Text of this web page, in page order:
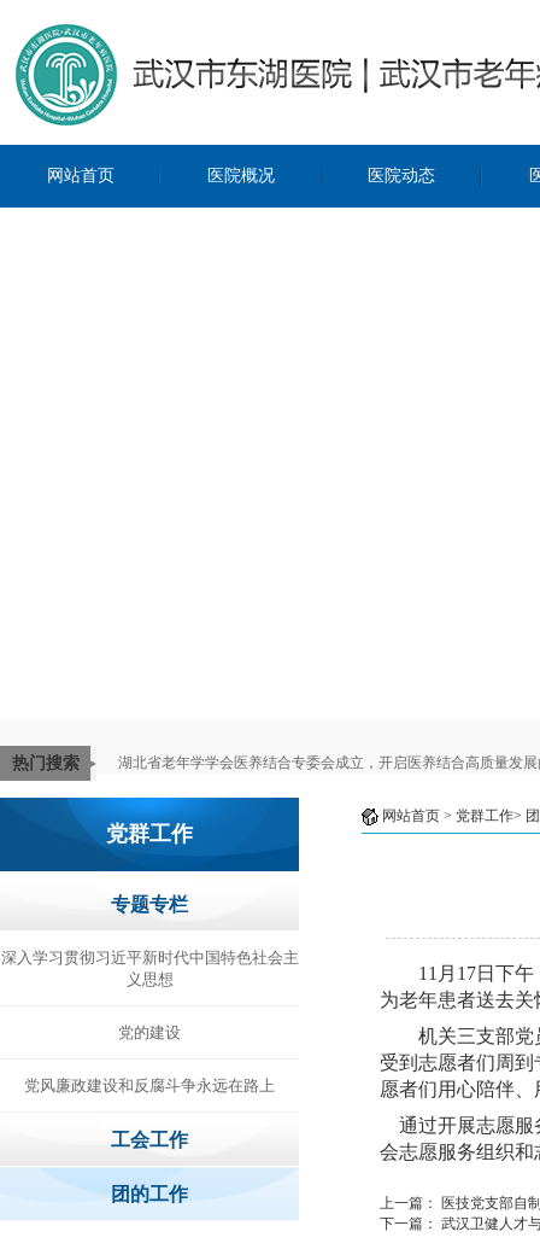
网站首页 医院概况 医院动态
热门搜索 湖北省老年学学会医养结合专委会成立，开启医养结合高质量发
党群工作
专题专栏
深入学习贯彻习近平新时代中国特色社会主
义思想
党的建设
党风廉政建设和反腐斗争永远在路上
工会工作
团的工作
网站首页 > 党群工作>
11 月 17日下
为老年患者送去关
机关三支部党
受到志愿者们周
愿者们用心陪伴、
通过开展志愿服
会志愿服务组织
上一篇：
医技党支部自
下一篇： 武汉卫健人才